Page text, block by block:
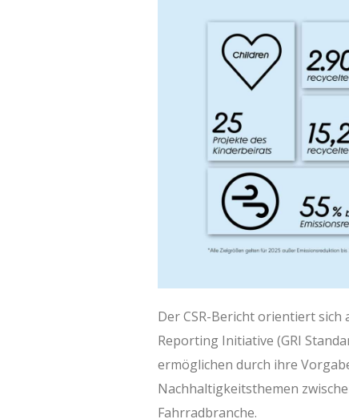
Der CSR-Bericht orientiert
Reporting Initiative (GRI
ermöglichen durch ihre
Nachhaltigkeitsthemen
Fahrradbranche.